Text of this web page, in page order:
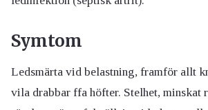
Symtom
Ledsmärta vid belastning, framför allt
vila drabbar ffa höfter. Stelhet, minskat